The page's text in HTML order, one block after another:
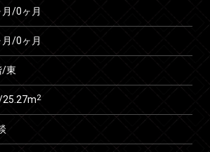
/0ヶ月
/0ヶ月
/東
25.27m2